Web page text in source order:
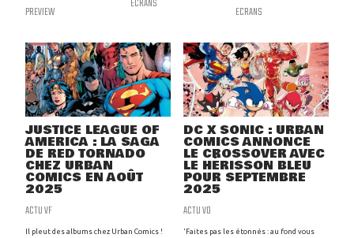
PREVIEW ECRANS
JUSTICE LEAGUE OF
AMERICA : LA SAGA
DE RED TORNADO
CHEZ URBAN
COMICS EN AOÛT
2025
ACTU VF
Il pleut des albums chez Urban Comics !
DC X SONIC : URBAN
COMICS ANNONCE
LE CROSSOVER AVEC
LE HÉRISSON BLEU
POUR SEPTEMBRE
2025
ACTU VO
'Faites pas les étonnés : au fond vous